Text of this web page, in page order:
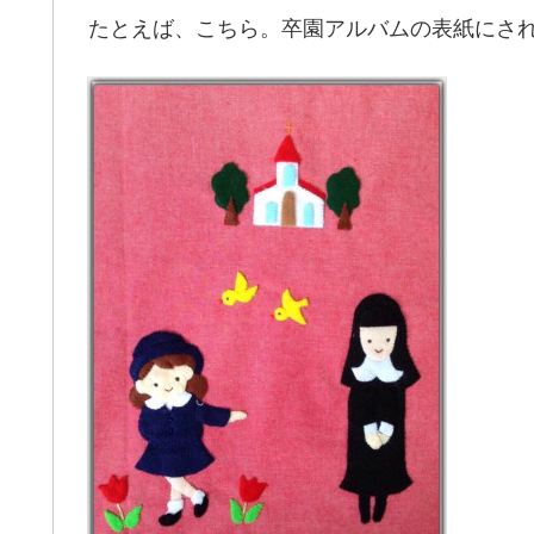
たとえば、こちら。卒園アルバムの表紙にさ